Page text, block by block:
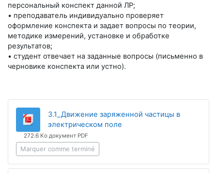
персональный конспект данной ЛР;
• преподаватель индивидуально проверяет
оформление конспекта и задает вопросы по теории,
методике измерений, установке и обработке
результатов;
• студент отвечает на заданные вопросы (письменно в
черновике конспекта или устно).
3.1_Движение заряженной частицы в
электрическом поле
272.6 Ko документ PDF
Marquer comme terminé